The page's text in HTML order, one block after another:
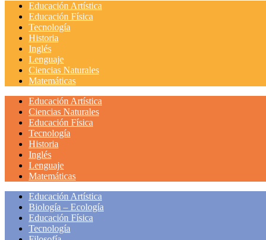
Educación Artística
Educación Física
Tecnología
Historia
Inglés
Lenguaje
Ciencias Naturales
Matemáticas
Educación Artística
Ciencias Naturales
Educación Física
Tecnología
Historia
Inglés
Lenguaje
Matemáticas
Educación Artística
Biología – Ecología
Educación Física
Tecnología